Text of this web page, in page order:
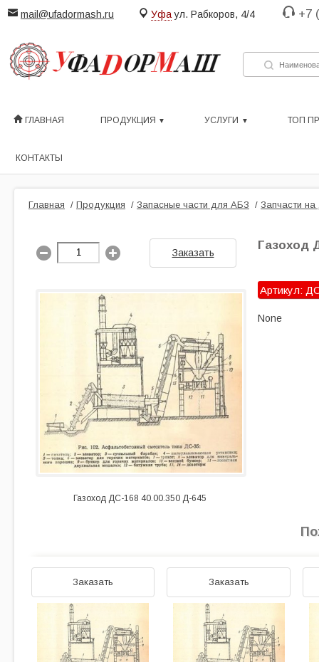
mail@ufadormash.ru Уфа ул. Рабкоров, 4/4 +7
ГЛАВНАЯ ПРОДУКЦИЯ УСЛУГИ ТОП
КОНТАКТЫ
Главная / Продукция / Запасные части для АБЗ / Запчасти на
Заказать
Газоход ДС-168 40.00.350 Д-645
Газоход
Артикул:
None
Заказать Заказать